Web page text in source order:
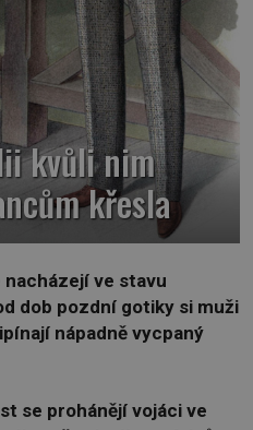
kvůli nim
křesla
ve stavu
dob pozdní gotiky si muži
nápadně vycpaný
se prohánějí vojáci ve